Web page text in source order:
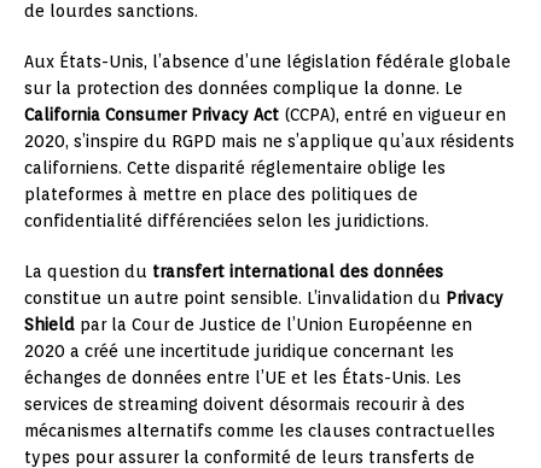
de lourdes sanctions.
Aux États-Unis, l’absence d’une législation fédérale globale
sur la protection des données complique la donne. Le
California Consumer Privacy Act (CCPA), entré en vigueur en
2020, s’inspire du RGPD mais ne s’applique qu’aux résidents
californiens. Cette disparité réglementaire oblige les
plateformes à mettre en place des politiques de
confidentialité différenciées selon les juridictions.
La question du transfert international des données
constitue un autre point sensible. L’invalidation du Privacy
Shield par la Cour de Justice de l’Union Européenne en
2020 a créé une incertitude juridique concernant les
échanges de données entre l’UE et les États-Unis. Les
services de streaming doivent désormais recourir à des
mécanismes alternatifs comme les clauses contractuelles
types pour assurer la conformité de leurs transferts de